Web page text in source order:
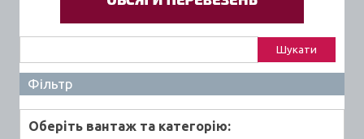
Фільтр
Оберiть вантаж та категорiю: